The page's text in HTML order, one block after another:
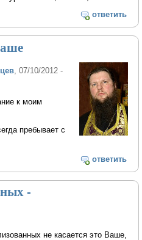
ответить
, 07/10/2012 -
к моим
пребывает с
ответить
-
не касается это Ваше,